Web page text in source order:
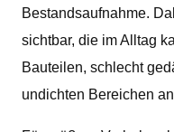
Bestandsaufnahme.
sichtbar, die im Alltag
Bauteilen, schlecht
undichten Bereichen